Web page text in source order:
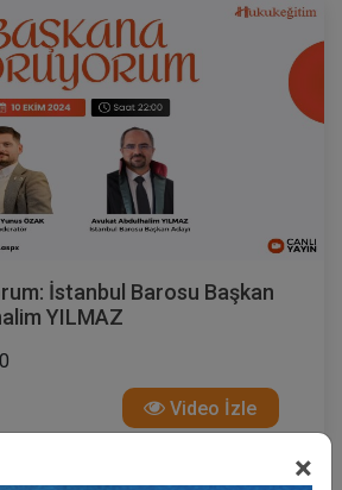
×
İstanbul Barosu Başkan
YILMAZ
Video İzle